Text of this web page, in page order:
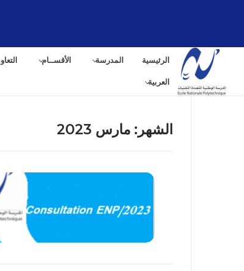
الرئيسية المدرسة الأقســام
العربية
الشهر: مارس 2023